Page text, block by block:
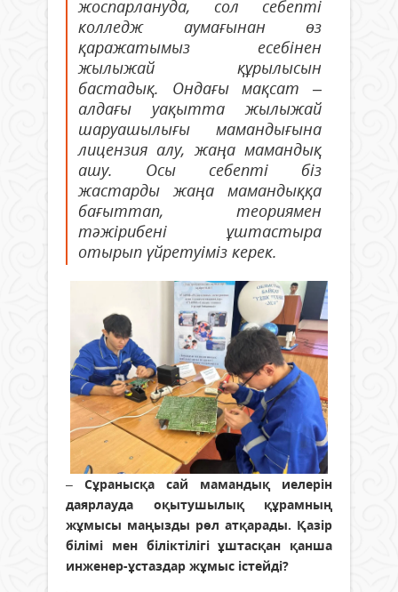
жоспарлануда, сол себепті
колледж аумағынан өз
қаражатымыз есебінен
жылыжай құрылысын
бастадық. Ондағы мақсат –
алдағы уақытта жылыжай
шаруашылығы мамандығына
лицензия алу, жаңа мамандық
ашу. Осы себепті біз
жастарды жаңа мамандыққа
бағыттап, теориямен
тәжірибені ұштастыра
отырып үйретуіміз керек.
– Сұранысқа сай мамандық иелерін
даярлауда оқытушылық құрамның
жұмысы маңызды рөл атқарады. Қазір
білімі мен біліктілігі ұштасқан қанша
инженер-ұстаздар жұмыс істейді?